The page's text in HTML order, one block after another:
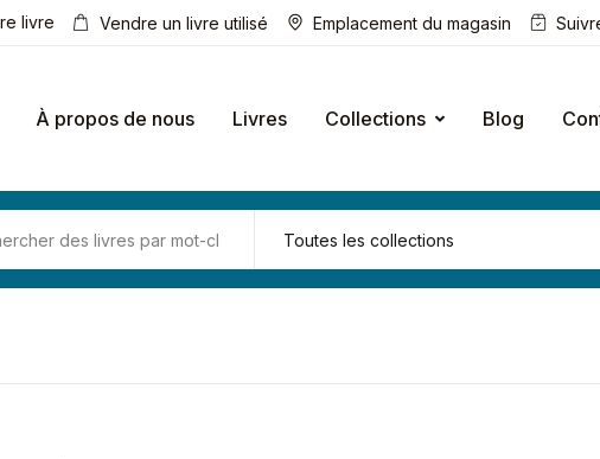
livre Vendre un livre utilisé Emplacement du magasin
À propos de nous Livres Collections Blog